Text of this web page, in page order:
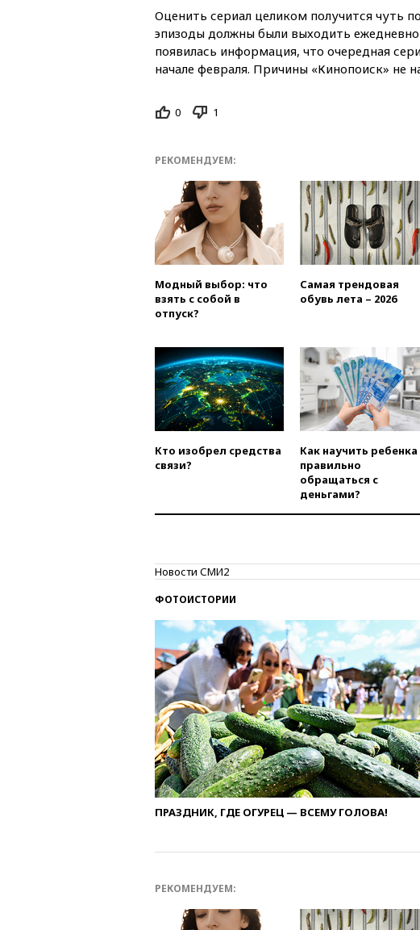
Оценить сериал целиком получится чуть
эпизоды должны были выходить
появилась информация, что очередная
начале февраля. Причины «Кинопоиск» не
0 1
РЕКОМЕНДУЕМ:
Модный выбор: что
взять с собой в
отпуск?
Самая трендовая
обувь лета – 2026
Кто изобрел средства
связи?
Как научить ребенка
правильно
обращаться с
деньгами?
Новости СМИ2
ФОТОИСТОРИИ
ПРАЗДНИК, ГДЕ ОГУРЕЦ — ВСЕМУ ГОЛОВА!
РЕКОМЕНДУЕМ: